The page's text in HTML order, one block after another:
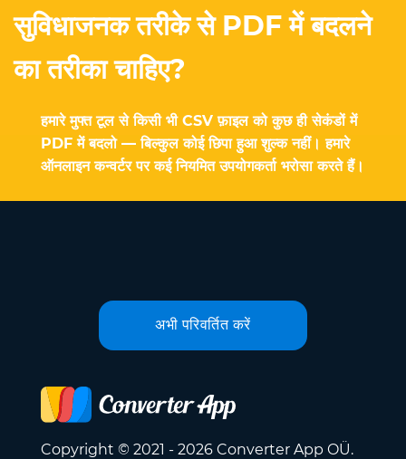
सुविधाजनक तरीके से PDF में बदलने
का तरीका चाहिए?
हमारे मुफ्त टूल से किसी भी CSV फ़ाइल को कुछ ही सेकंडों में
PDF में बदलो — बिल्कुल कोई छिपा हुआ शुल्क नहीं। हमारे
ऑनलाइन कन्वर्टर पर कई नियमित उपयोगकर्ता भरोसा करते हैं।
अभी परिवर्तित करें
Copyright © 2021 - 2026 Converter App OÜ.